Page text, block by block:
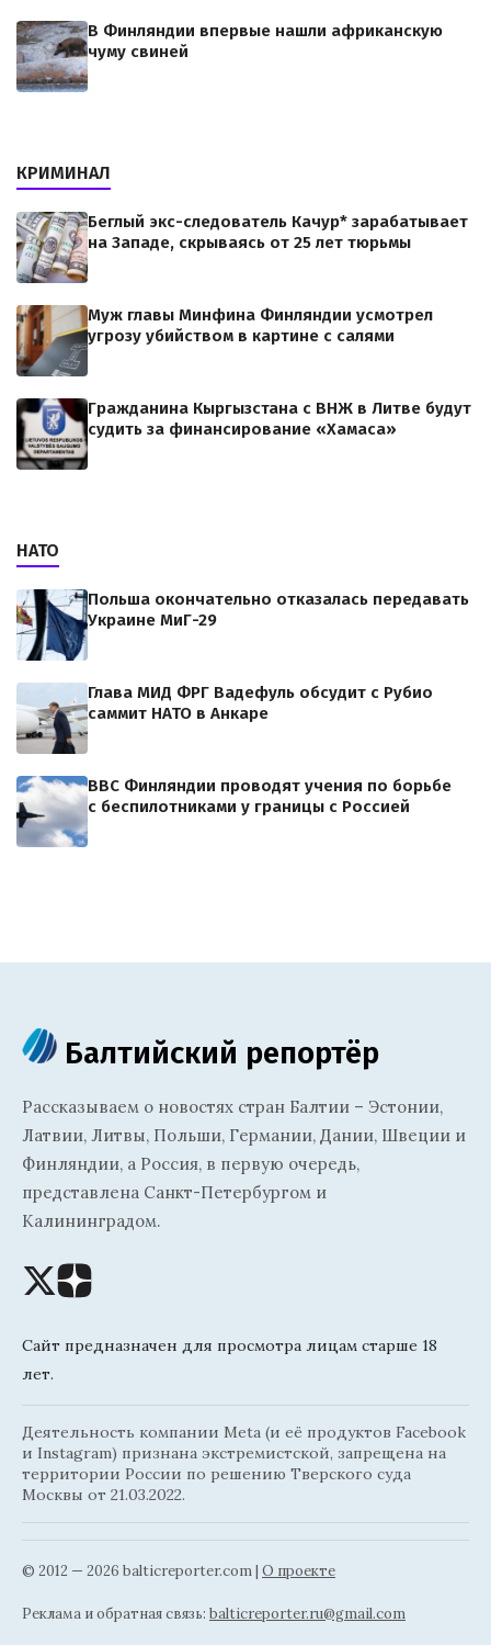
В Финляндии впервые нашли африканскую
чуму свиней
КРИМИНАЛ
Беглый экс-следователь Качур* зарабатывает
на Западе, скрываясь от 25 лет тюрьмы
Муж главы Минфина Финляндии усмотрел
угрозу убийством в картине с салями
Гражданина Кыргызстана с ВНЖ в Литве будут
судить за финансирование «Хамаса»
НАТО
Польша окончательно отказалась передавать
Украине МиГ-29
Глава МИД ФРГ Вадефуль обсудит с Рубио
саммит НАТО в Анкаре
ВВС Финляндии проводят учения по борьбе
с беспилотниками у границы с Россией
Балтийский репортёр
Рассказываем о новостях стран Балтии – Эстонии,
Латвии, Литвы, Польши, Германии, Дании, Швеции и
Финляндии, а Россия, в первую очередь,
представлена Санкт-Петербургом и
Калининградом.
Сайт предназначен для просмотра лицам старше 18
лет.
Деятельность компании Meta (и её продуктов Facebook
и Instagram) признана экстремистской, запрещена на
территории России по решению Тверского суда
Москвы от 21.03.2022.
© 2012 — 2026 balticreporter.com | О проекте
Реклама и обратная связь: balticreporter.ru@gmail.com